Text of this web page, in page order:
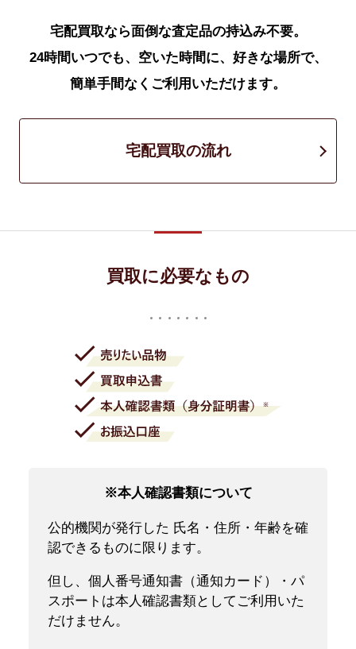
宅配買取なら面倒な査定品の持込み不要。
24時間いつでも、空いた時間に、好きな場所で、
簡単手間なくご利用いただけます。
宅配買取の流れ
買取に必要なもの
※本人確認書類について
公的機関が発行した 氏名・住所・年齢を確
認できるものに限ります。
但し、個人番号通知書（通知カード）・パ
スポートは本人確認書類としてご利用いた
だけません。